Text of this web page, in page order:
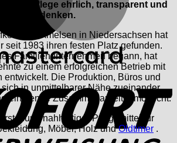
Lederpflege ehrlich, transparent und
zu denken.
von Amelsen in Niedersachsen hat
seit 1983 ihren festen Platz gefunden.
Familienunternehmen begann, hat
zu einem erfolgreichen Betrieb mit
entwickelt. Die Produktion, Büros und
in unmittelbarer Nähe zueinander,
eine enge Zusammenarbeit ermöglicht.
nahhaltiger Pflegemittel für
Möbel, Holz undOldtimer .